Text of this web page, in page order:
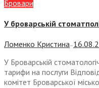
Бровари
У броварській
Ломенко Кристина—
У Броварській
тарифи на послуги
комітет Броварської